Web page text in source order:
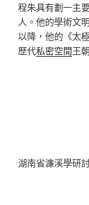
程朱具有劃一主
人。他的學術文
以降，他的《太
歷代私密空間王
湖南省濂溪學研